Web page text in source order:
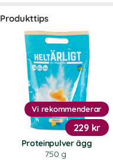
Produkttips
Proteinpulver ägg
750 g
Vi rekommenderar
229 kr